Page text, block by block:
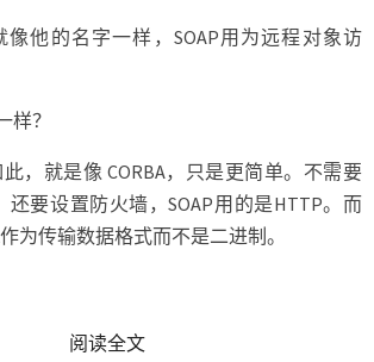
像他的名字一样，SOAP用为远程对象访
样？
此，就是像 CORBA，只是更简单。不需要
还要设置防火墙，SOAP用的是HTTP。而
为传输数据格式而不是二进制。
阅读全文READ MORE